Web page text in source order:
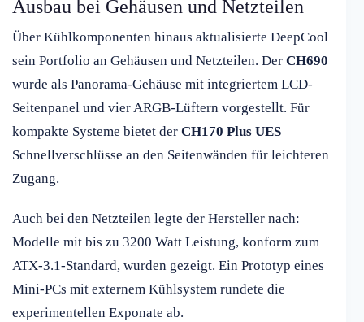
Ausbau bei Gehäusen und Netzteilen
Über Kühlkomponenten hinaus aktualisierte DeepCool
sein Portfolio an Gehäusen und Netzteilen. Der CH690
wurde als Panorama-Gehäuse mit integriertem LCD-
Seitenpanel und vier ARGB-Lüftern vorgestellt. Für
kompakte Systeme bietet der CH170 Plus UES
Schnellverschlüsse an den Seitenwänden für leichteren
Zugang.
Auch bei den Netzteilen legte der Hersteller nach:
Modelle mit bis zu 3200 Watt Leistung, konform zum
ATX-3.1-Standard, wurden gezeigt. Ein Prototyp eines
Mini-PCs mit externem Kühlsystem rundete die
experimentellen Exponate ab.